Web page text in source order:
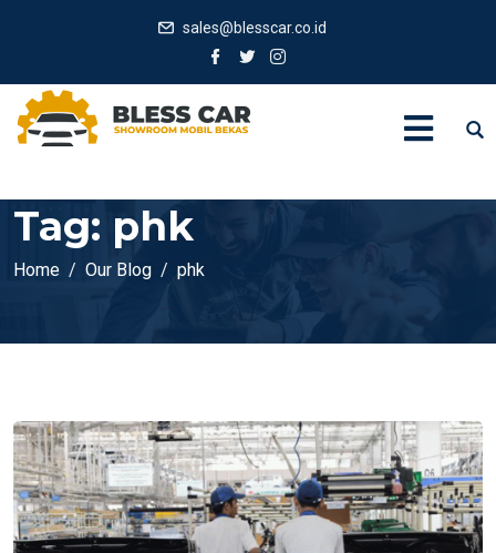
sales@blesscar.co.id
Tag: phk
Home Our Blog phk